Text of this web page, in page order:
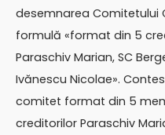
desemnarea Comitetului
formulă «format din 5
Paraschiv Marian, SC
Ivănescu Nicolae».
comitet format din 5
creditorilor Paraschiv